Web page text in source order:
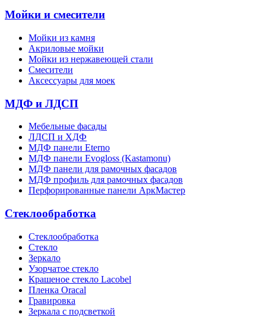
Мойки и смесители
Мойки из камня
Акриловые мойки
Мойки из нержавеющей стали
Смесители
Аксессуары для моек
МДФ и ЛДСП
Мебельные фасады
ЛДСП и ХДФ
МДФ панели Eterno
МДФ панели Evogloss (Kastamonu)
МДФ панели для рамочных фасадов
МДФ профиль для рамочных фасадов
Перфорированные панели АркМастер
Стеклообработка
Стеклообработка
Стекло
Зеркало
Узорчатое стекло
Крашеное стекло Lacobel
Пленка Oracal
Гравировка
Зеркала с подсветкой